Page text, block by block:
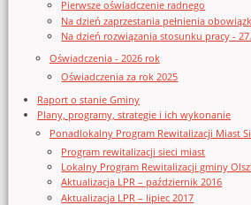
Pierwsze oświadczenie radnego
Na dzień zaprzestania pełnienia
Na dzień rozwiązania stosunku pracy -
Oświadczenia - 2026 rok
Oświadczenia za rok 2025
Raport o stanie Gminy
Plany, programy, strategie i ich wykonanie
Ponadlokalny Program Rewitalizacji Miast
Program rewitalizacji sieci miast
Lokalny Program Rewitalizacji gminy
Aktualizacja LPR – październik 2016
Aktualizacja LPR – lipiec 2017